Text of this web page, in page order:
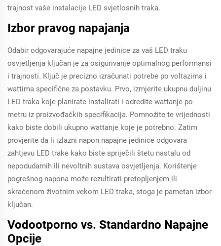
trajnost vaše instalacije LED svjetlosnih traka.
Izbor pravog napajanja
Odabir odgovarajuće napajne jedinice za vaš LED traku
osvjetljenja ključan je za osigurivanje optimalnog performansi
i trajnosti. Ključ je precizno izračunati potrebe po voltazima i
wattima specifične za postavku. Prvo, izmjerite ukupnu duljinu
LED traka koje planirate instalirati i odredite wattanje po
metru iz proizvođačkih specifikacija. Pomnožite te vrijednosti
kako biste dobili ukupno wattanje koje je potrebno. Zatim
provjerite da li izlazni napon napajne jedinice odgovara
zahtjevu LED trake kako biste spriječili štetu nastalu od
nepodudarnih ili nevoltnih sustava osvjetljenja. Korištenje
pogrešnog napona može rezultirati pretopljenjem ili
skraćenom životnim vekom LED traka, stoga je pametan izbor
ključan.
Vodootporno vs. Standardno Napajne
Opcije